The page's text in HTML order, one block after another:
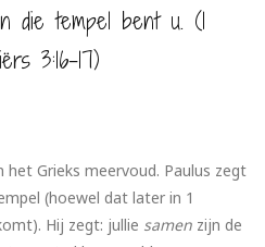
die tempel bent u. (1
3:16-17)
het Grieks meervoud. Paulus zegt
(hoewel dat later in 1
Hij zegt: jullie samen zijn de